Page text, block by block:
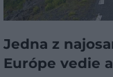
Jedna z
Európe vedie